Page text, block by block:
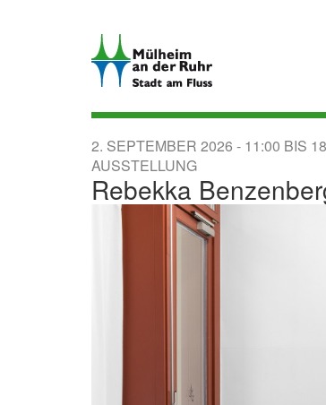
2. SEPTEMBER 2026 11:00 BIS
AUSSTELLUNG
Rebekka